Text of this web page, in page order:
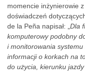
momencie inżynierowie
doświadczeń
de la Peña napisał: „ Dla
komputerowy podobny
i monitorowania
informacji o korkach na
do użycia, kierunku